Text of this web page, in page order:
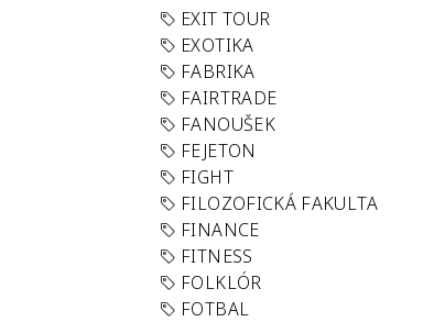
EXIT TOUR
EXOTIKA
FABRIKA
FAIRTRADE
FANOUŠEK
FEJETON
FIGHT
FILOZOFICKÁ FAKULTA
FINANCE
FITNESS
FOLKLÓR
FOTBAL